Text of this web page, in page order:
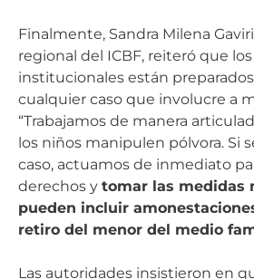
Finalmente, Sandra Milena
regional del ICBF, reiteró que
institucionales están
cualquier caso que involucre a
“Trabajamos de manera
los niños manipulen pólvora. Si
caso, actuamos de inmediato
derechos y tomar las medidas
pueden incluir
retiro del menor del medio
Las autoridades insistieron en